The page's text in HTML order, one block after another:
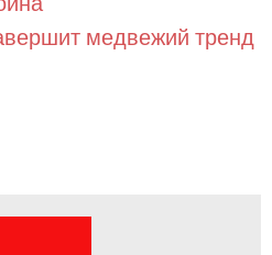
медвежий тренд